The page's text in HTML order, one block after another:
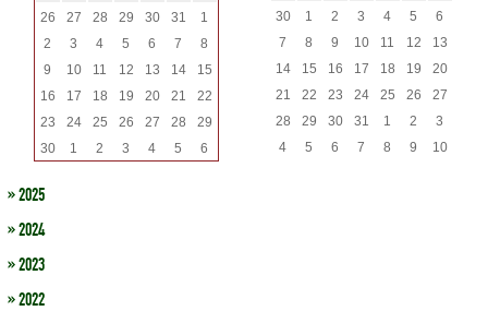
26
27 28 29 30 31
1
2
3 4 5 6 7
8
9
10 11 12 13 14
15
16
17 18 19 20 21
22
23
24 25 26 27 28
29
30
1 2 3 4 5 6
30
1 2 3 4 5
6
7
8 9 10 11 12
13
14
15 16 17 18 19
20
21
22 23 24 25 26
27
28
29 30 31 1 2
3
4
5 6 7 8 9 10
» 2025
» 2024
» 2023
» 2022